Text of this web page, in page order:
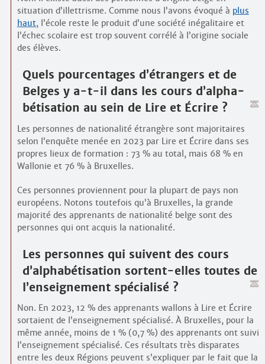
situation d’illettrisme. Comme nous l’avons évoqué à plus
haut, l’école reste le produit d’une société inégalitaire et
l’échec scolaire est trop souvent corrélé à l’origine sociale
des élèves.
Quels pourcentages d’étrangers et de
Belges y a-t-il dans les cours d’alpha­
bétisation au sein de Lire et Écrire ?
Les personnes de nationalité étrangère sont majoritaires
selon l’enquête menée en 2023 par Lire et Écrire dans ses
propres lieux de formation : 73 % au total, mais 68 % en
Wallonie et 76 % à Bruxelles.
Ces personnes proviennent pour la plupart de pays non
européens. Notons toutefois qu’à Bruxelles, la grande
majorité des apprenants de nationalité belge sont des
personnes qui ont acquis la nationalité.
Les personnes qui suivent des cours
d’alpha­bétisation sortent-elles toutes de
l’enseignement spécialisé ?
Non. En 2023, 12 % des apprenants wallons à Lire et Écrire
sortaient de l’enseignement spécialisé. À Bruxelles, pour la
même année, moins de 1 % (0,7 %) des apprenants ont suivi
l’enseignement spécialisé. Ces résultats très disparates
entre les deux Régions peuvent s’expliquer par le fait que la